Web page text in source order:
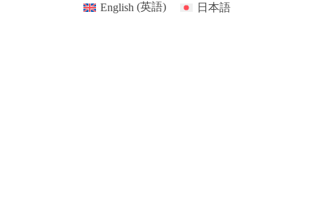
English (英語) 日本語